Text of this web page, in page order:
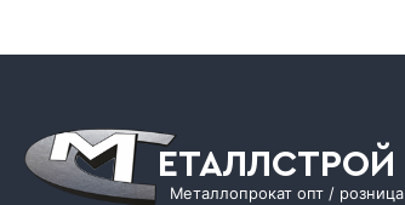
ЕТАЛЛСТРОЙ
Металлопрокат опт / розница